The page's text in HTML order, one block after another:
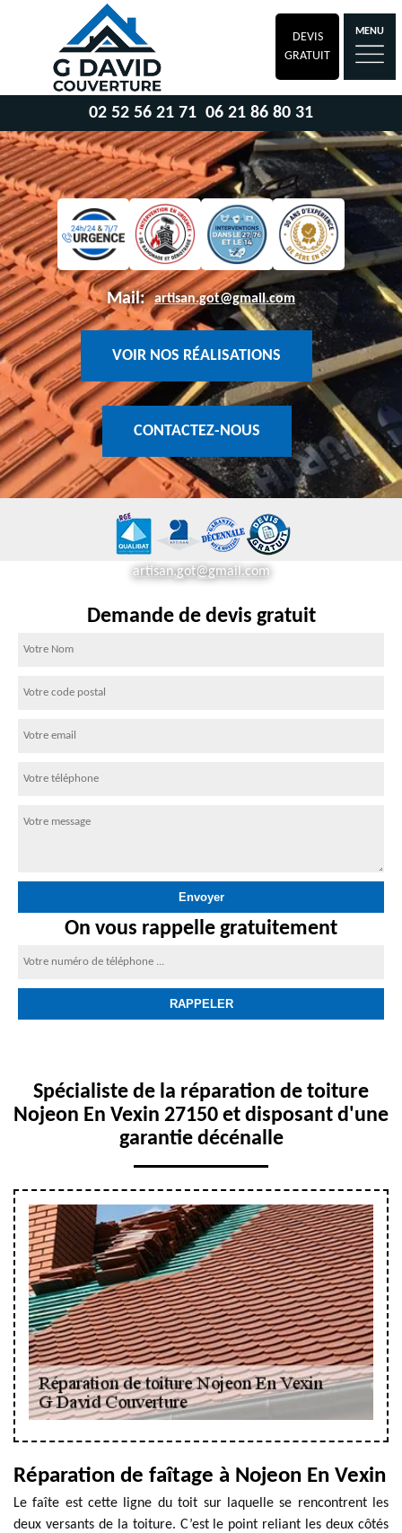
DEVIS
GRATUIT
MENU
02 52 56 21 71 06 21 86 80 31
Mail: artisan.got@gmail.com
VOIR NOS RÉALISATIONS
CONTACTEZ-NOUS
artisan.got@gmail.com
Demande de devis gratuit
On vous rappelle gratuitement
Spécialiste de la réparation de toiture
Nojeon En Vexin 27150 et disposant d'une
garantie décénalle
Réparation de faîtage à Nojeon En Vexin
Le faîte est cette ligne du toit sur laquelle se rencontrent les
deux versants de la toiture. C’est le point reliant les deux côtés